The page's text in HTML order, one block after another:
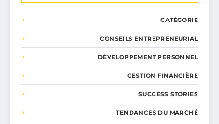
CATÉGORIE
CONSEILS ENTREPRENEURIAL
DÉVELOPPEMENT PERSONNEL
GESTION FINANCIÈRE
SUCCESS STORIES
TENDANCES DU MARCHÉ